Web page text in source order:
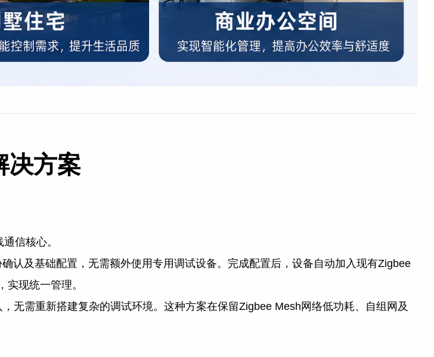
决方案
信核心。
认及基础配置，无需额外使用专用调试设备。完成配置后，设备自动加入现有Zigbee
现统一管理。
无需重新搭建复杂的调试环境。这种方案在保留Zigbee Mesh网络低功耗、自组网及